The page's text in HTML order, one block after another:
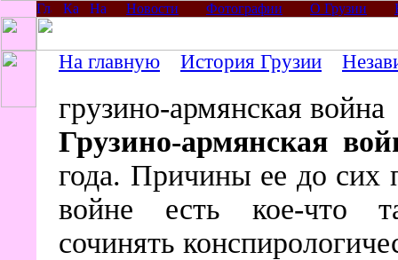
Новости Фотографии О Грузии
На главную История Грузии
грузино-армянская война
Грузино-армянская
года. Причины ее до сих
войне есть кое-что
сочинять